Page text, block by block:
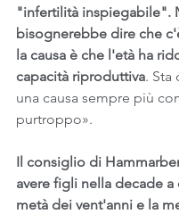
"infertilità inspiegabile".
bisognerebbe dire che
la causa è che l'età ha
capacità riproduttiva. Sta
una causa sempre più
purtroppo».
Il consiglio di
avere figli nella decade a
metà dei vent'anni e la